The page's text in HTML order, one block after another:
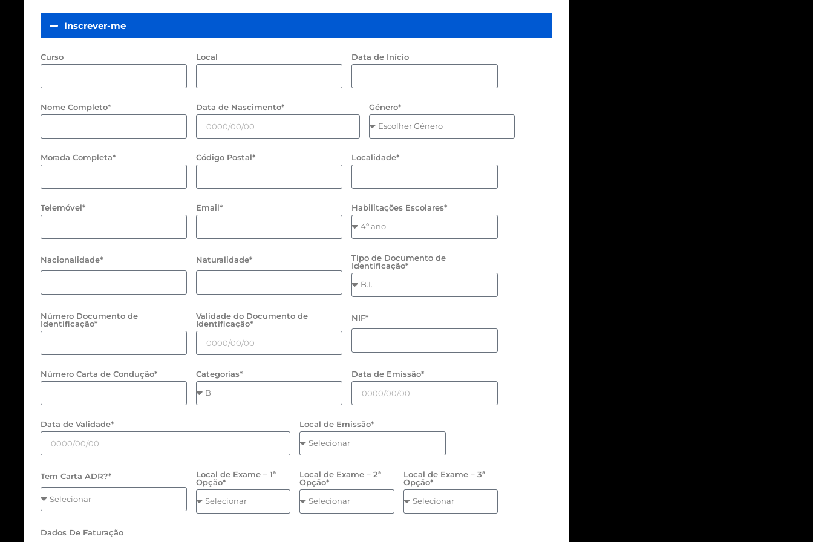
Inscrever-me
Curso Local Data de Início
Nome Completo* Data de Nascimento* Género*
Morada Completa* Código Postal* Localidade*
Telemóvel* Email* Habilitações Escolares*
Nacionalidade* Naturalidade*
Tipo de Documento de
Identificação*
Número Documento de
Identificação*
Validade do Documento de
Identificação*
NIF*
Número Carta de Condução* Categorias* Data de Emissão*
Data de Validade* Local de Emissão*
Tem Carta ADR?*
Local de Exame – 1ª
Opção*
Local de Exame – 2ª
Opção*
Local de Exame – 3ª
Opção*
Dados De Faturação